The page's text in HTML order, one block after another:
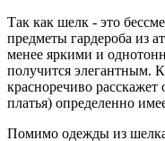
Так как шелк - это
предметы гардероба из
менее яркими и
получится элегантным.
красноречиво
платья) определенно
Помимо одежды из